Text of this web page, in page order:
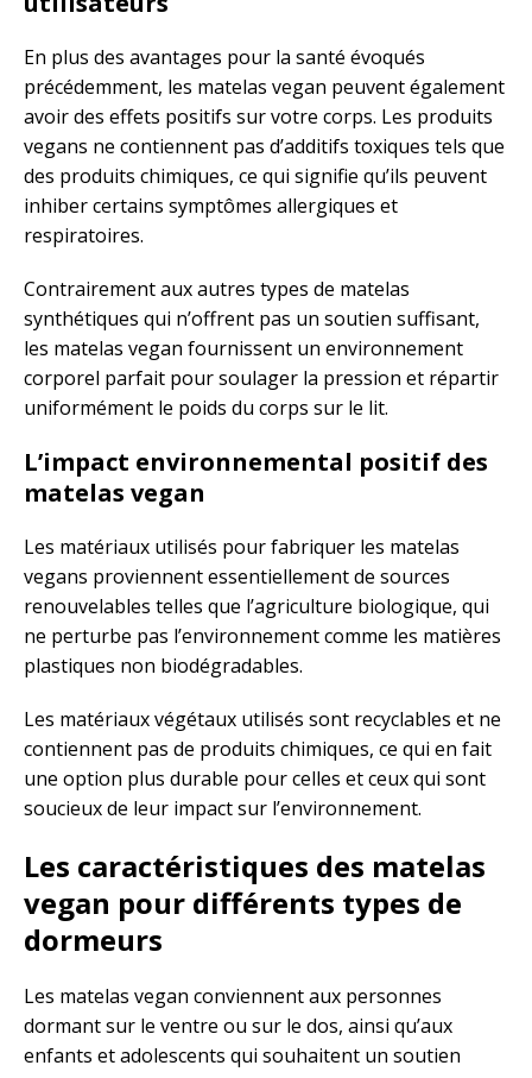
En plus des avantages pour la santé évoqués
précédemment, les matelas vegan peuvent également
avoir des effets positifs sur votre corps. Les produits
vegans ne contiennent pas d’additifs toxiques tels que
des produits chimiques, ce qui signifie qu’ils peuvent
inhiber certains symptômes allergiques et
respiratoires.
Contrairement aux autres types de matelas
synthétiques qui n’offrent pas un soutien suffisant,
les matelas vegan fournissent un environnement
corporel parfait pour soulager la pression et répartir
uniformément le poids du corps sur le lit.
L’impact environnemental positif des
matelas vegan
Les matériaux utilisés pour fabriquer les matelas
vegans proviennent essentiellement de sources
renouvelables telles que l’agriculture biologique, qui
ne perturbe pas l’environnement comme les matières
plastiques non biodégradables.
Les matériaux végétaux utilisés sont recyclables et ne
contiennent pas de produits chimiques, ce qui en fait
une option plus durable pour celles et ceux qui sont
soucieux de leur impact sur l’environnement.
Les caractéristiques des matelas
vegan pour différents types de
dormeurs
Les matelas vegan conviennent aux personnes
dormant sur le ventre ou sur le dos, ainsi qu’aux
enfants et adolescents qui souhaitent un soutien